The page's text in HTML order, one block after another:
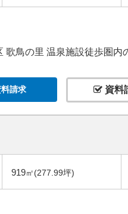
歌鳥の里 温泉施設徒歩圏内
請求 資料
919㎡(277.99坪)